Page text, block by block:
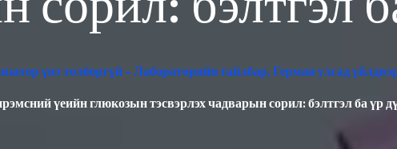
үнэ төлбөргүй - Лабораторийн тайлбар, Герман улсад
үеийн глюкозын тэсвэрлэх чадварын сорил: бэлтгэл ба үр